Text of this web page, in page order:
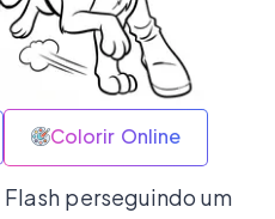
Colorir Online
perseguindo um